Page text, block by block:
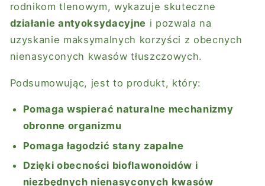
rodnikom tlenowym, wykazuje skuteczne
działanie antyoksydacyjne i pozwala na
uzyskanie maksymalnych korzyści z obecnych
nienasyconych kwasów tłuszczowych.
Podsumowując, jest to produkt, który:
Pomaga wspierać naturalne mechanizmy
obronne organizmu
Pomaga łagodzić stany zapalne
Dzięki obecności bioflawonoidów i
niezbędnych nienasyconych kwasów